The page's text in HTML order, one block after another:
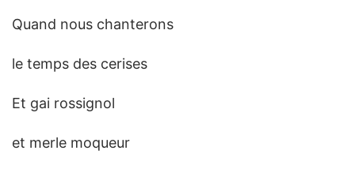
Quand nous chanterons
le temps des cerises
Et gai rossignol
et merle moqueur